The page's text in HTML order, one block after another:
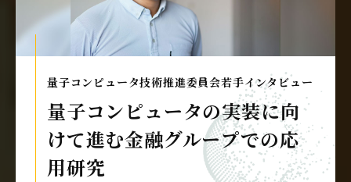
量子コンピュータ技術推進委員会若手インタビュー
量子コンピュータの実装に向
けて進む金融グループでの応
用研究